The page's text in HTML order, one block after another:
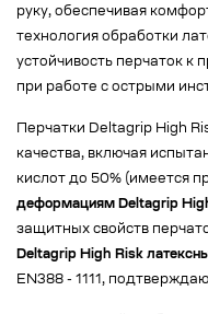
руку, обеспечивая
технология обработки
устойчивость перчаток к
при работе с острыми
Перчатки Deltagrip High
качества, включая
кислот до 50% (имеется
деформациям Deltagrip
защитных свойств
Deltagrip High Risk
EN388 - 1111,